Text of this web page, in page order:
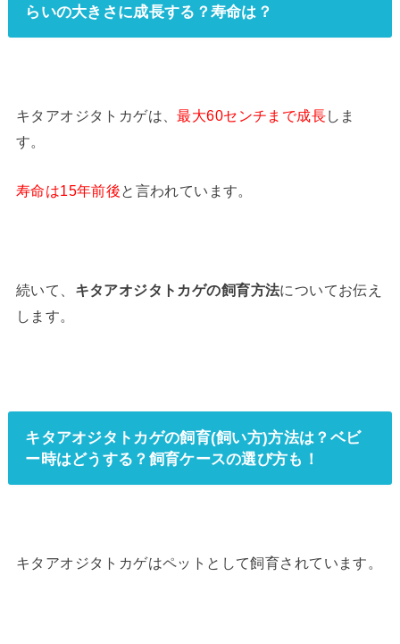
らいの大きさに成長する？寿命は？
キタアオジタトカゲは、最大60センチまで成長しま
す。
寿命は15年前後と言われています。
続いて、 キタアオジタトカゲの飼育方法についてお伝え
します。
キタアオジタトカゲの飼育(飼い方)方法は？ベビ
ー時はどうする？飼育ケースの選び方も！
キタアオジタトカゲはペットとして飼育されています。